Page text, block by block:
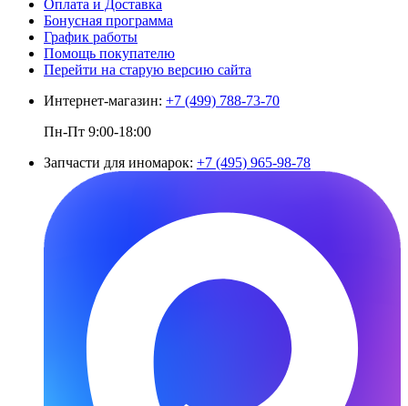
Оплата и Доставка
Бонусная программа
График работы
Помощь покупателю
Перейти на старую версию сайта
Интернет-магазин: +7 (499) 788-73-70
Пн-Пт 9:00-18:00
Запчасти для иномарок: +7 (495) 965-98-78